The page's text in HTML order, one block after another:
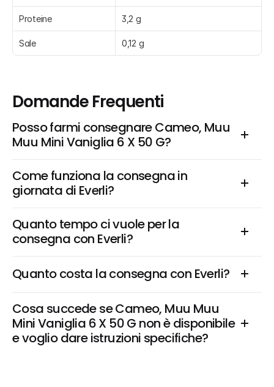
Proteine 3,2 g
Sale 0,12 g
Domande Frequenti
Posso farmi consegnare Cameo, Muu
Muu Mini Vaniglia 6 X 50 G?
Come funziona la consegna in
giornata di Everli?
Quanto tempo ci vuole per la
consegna con Everli?
Quanto costa la consegna con Everli?
Cosa succede se Cameo, Muu Muu
Mini Vaniglia 6 X 50 G non è disponibile
e voglio dare istruzioni specifiche?